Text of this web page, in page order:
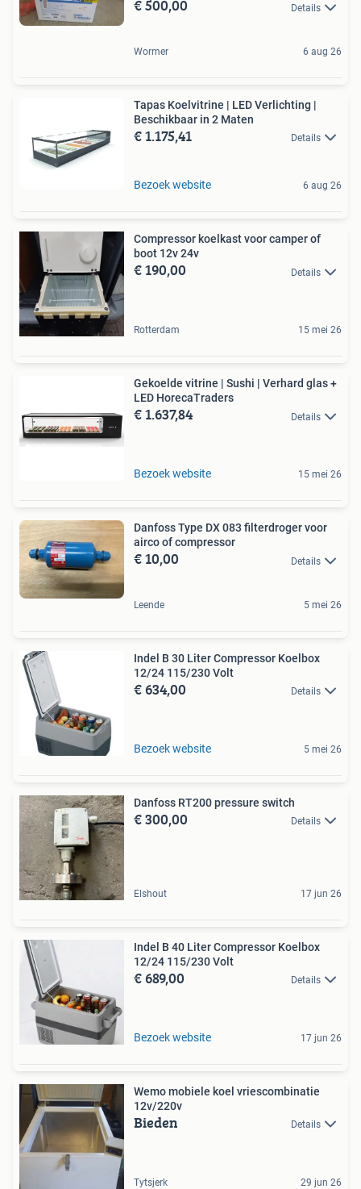
€ 500,00 Details
Wormer 6 aug 26
Tapas Koelvitrine | LED Verlichting |
Beschikbaar in 2 Maten
€ 1.175,41 Details
Bezoek website 6 aug 26
Compressor koelkast voor camper of
boot 12v 24v
€ 190,00 Details
Rotterdam 15 mei 26
Gekoelde vitrine | Sushi | Verhard glas +
LED HorecaTraders
€ 1.637,84 Details
Bezoek website 15 mei 26
Danfoss Type DX 083 filterdroger voor
airco of compressor
€ 10,00 Details
Leende 5 mei 26
Indel B 30 Liter Compressor Koelbox
12/24 115/230 Volt
€ 634,00 Details
Bezoek website 5 mei 26
Danfoss RT200 pressure switch
€ 300,00 Details
Elshout 17 jun 26
Indel B 40 Liter Compressor Koelbox
12/24 115/230 Volt
€ 689,00 Details
Bezoek website 17 jun 26
Wemo mobiele koel vriescombinatie
12v/220v
Bieden Details
Tytsjerk 29 jun 26